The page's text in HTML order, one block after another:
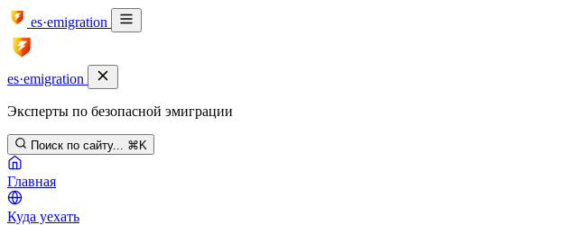
es·emigration
es·emigration
Эксперты по безопасной эмиграции
Поиск по сайту... ⌘K
Главная
Куда уехать